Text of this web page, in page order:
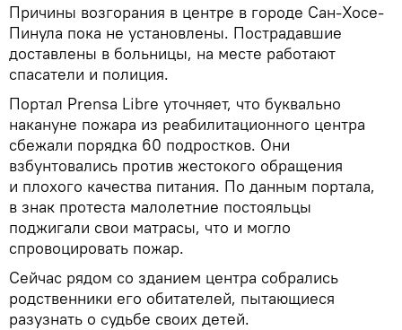
Причины возгорания в центре в городе Сан-Хосе-
Пинула пока не установлены. Пострадавшие
доставлены в больницы, на месте работают
спасатели и полиция.
Портал Prensa Libre уточняет, что буквально
накануне пожара из реабилитационного центра
сбежали порядка 60 подростков. Они
взбунтовались против жестокого обращения
и плохого качества питания. По данным портала,
в знак протеста малолетние постояльцы
поджигали свои матрасы, что и могло
спровоцировать пожар.
Сейчас рядом со зданием центра собрались
родственники его обитателей, пытающиеся
разузнать о судьбе своих детей.